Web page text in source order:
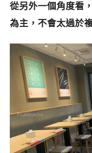
從另外一個角度看
為主，不會太過於